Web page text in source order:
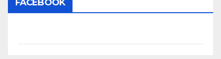
FACEBOOK